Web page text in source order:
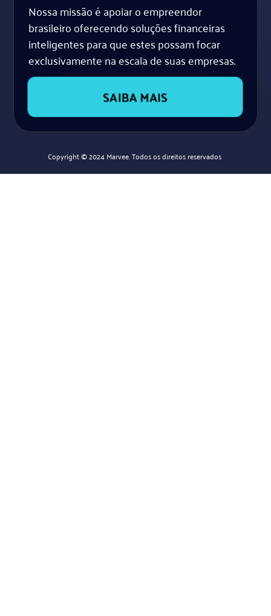
Nossa missão é apoiar o empreendor
brasileiro oferecendo soluções financeiras
inteligentes para que estes possam focar
exclusivamente na escala de suas empresas.
SAIBA MAIS
Copyright © 2024 Marvee. Todos os direitos reservados